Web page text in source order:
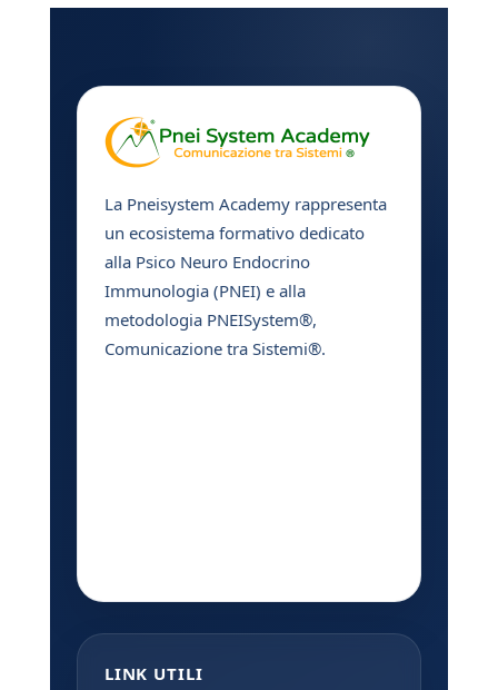
La Pneisystem Academy rappresenta
un ecosistema formativo dedicato
alla Psico Neuro Endocrino
Immunologia (PNEI) e alla
metodologia PNEISystem®,
Comunicazione tra Sistemi®.
LINK UTILI